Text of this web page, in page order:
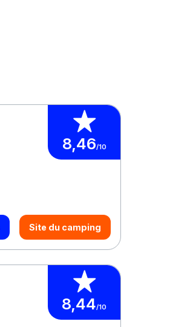
8,46/10
Site du camping
8,44/10